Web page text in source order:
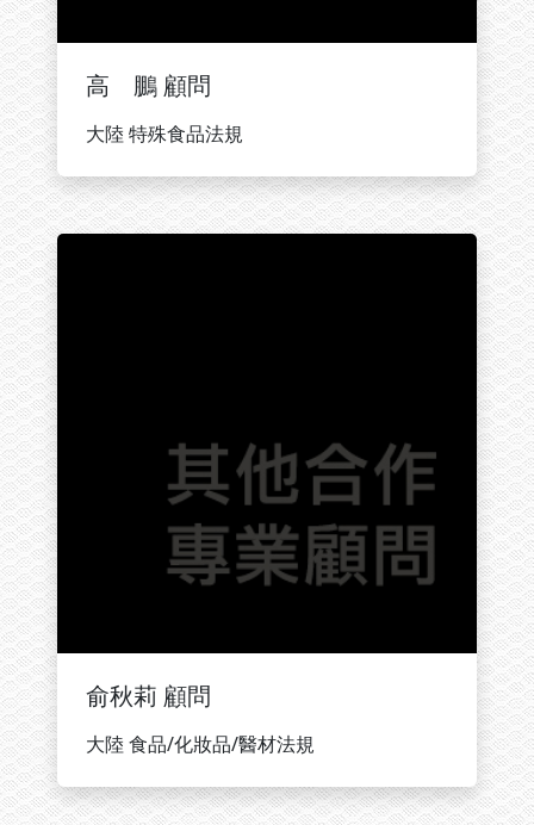
高 鵬 顧問
大陸 特殊食品法規
俞秋莉 顧問
大陸 食品/化妝品/醫材法規